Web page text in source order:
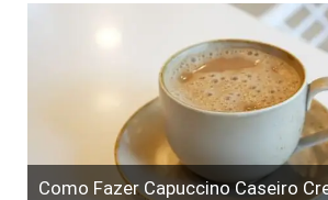
Como Fazer Capuccino Caseiro